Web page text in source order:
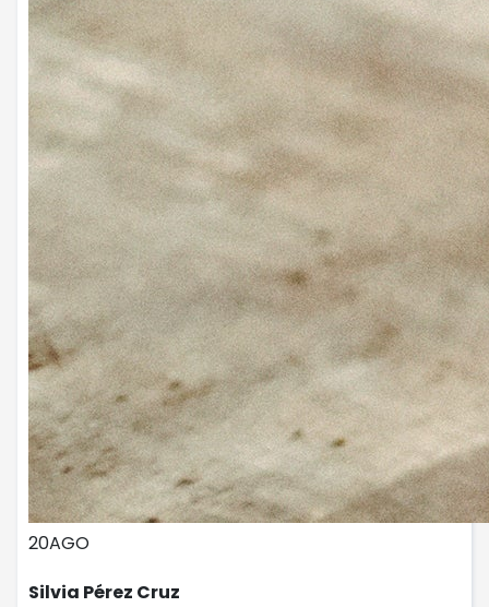
20AGO
Silvia Pérez Cruz